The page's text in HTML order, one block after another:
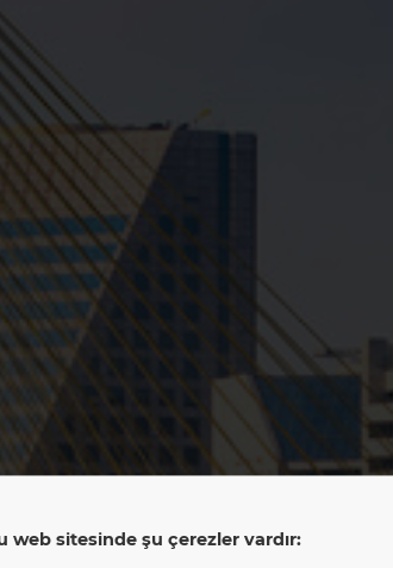
web sitesinde şu çerezler vardır:
EPLAN